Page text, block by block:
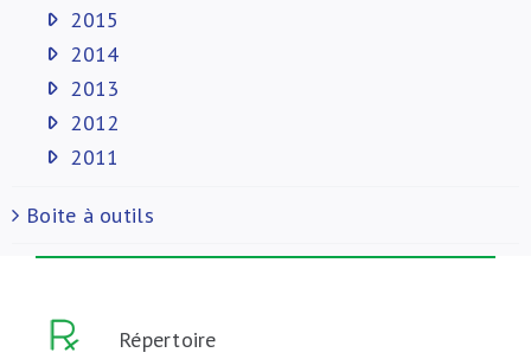
2015
2014
2013
2012
2011
Boite à outils
Répertoire